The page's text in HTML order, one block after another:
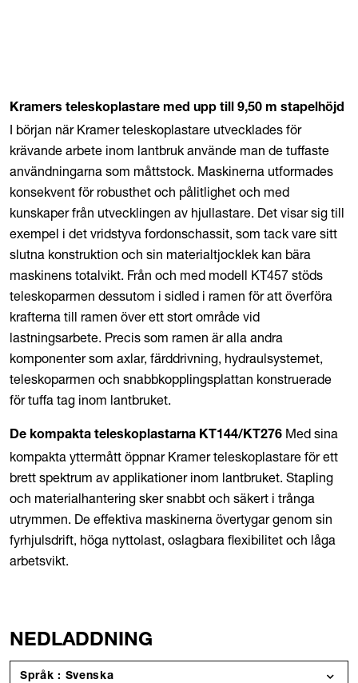
Kramers teleskoplastare med upp till 9,50 m stapelhöjd
I början när Kramer teleskoplastare utvecklades för
krävande arbete inom lantbruk använde man de tuffaste
användningarna som måttstock. Maskinerna utformades
konsekvent för robusthet och pålitlighet och med
kunskaper från utvecklingen av hjullastare. Det visar sig till
exempel i det vridstyva fordonschassit, som tack vare sitt
slutna konstruktion och sin materialtjocklek kan bära
maskinens totalvikt. Från och med modell KT457 stöds
teleskoparmen dessutom i sidled i ramen för att överföra
krafterna till ramen över ett stort område vid
lastningsarbete. Precis som ramen är alla andra
komponenter som axlar, färddrivning, hydraulsystemet,
teleskoparmen och snabbkopplingsplattan konstruerade
för tuffa tag inom lantbruket.
De kompakta teleskoplastarna KT144/KT276 Med sina
kompakta yttermått öppnar Kramer teleskoplastare för ett
brett spektrum av applikationer inom lantbruket. Stapling
och materialhantering sker snabbt och säkert i trånga
utrymmen. De effektiva maskinerna övertygar genom sin
fyrhjulsdrift, höga nyttolast, oslagbara flexibilitet och låga
arbetsvikt.
NEDLADDNING
Språk : Svenska